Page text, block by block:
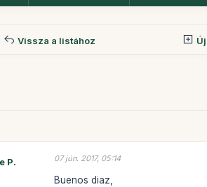
Vissza a listához
P. 07 jún. 2017, 05:14
Buenos diaz,